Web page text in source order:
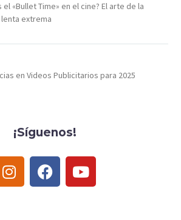
el «Bullet Time» en el cine? El arte de la
lenta extrema
en Videos Publicitarios para 2025
¡Síguenos!